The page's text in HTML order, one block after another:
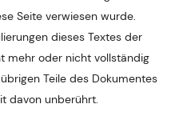
Seite verwiesen wurde.
dieses Textes der
mehr oder nicht vollständig
Teile des Dokumentes
davon unberührt.